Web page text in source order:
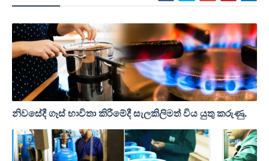
නිවසේදී ගෑස් භාවිතා කිරීමේදී සැලකිලිමත් විය යුතු කරුණු.